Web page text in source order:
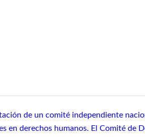
de un comité independiente
en derechos humanos. El Comité de